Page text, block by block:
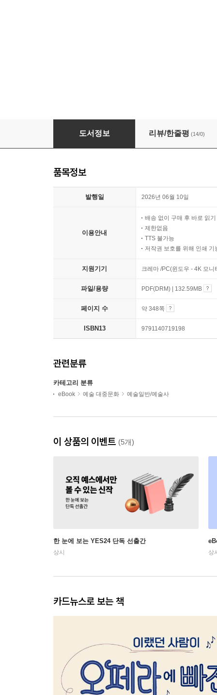
이렇게 쉬운 오페라는 처음이지?
도서정보 리뷰/한줄평 (14/0)
품목정보
발행일 2026년 06월 10일
이용안내
배송 없이 구매 후 바로 읽기
제한없음
TTS 불가능
저작권 보호를 위해 인쇄 기
지원기기 크레마 /PC(윈도우 - 4K 모
파일/용량 PDF(DRM) | 132.59MB
페이지 수 약 348쪽
ISBN13 9791140719198
관련분류
카테고리 분류
eBook 예술 대중문화 예술일반/예술사
이 상품의 이벤트 (5개)
한 눈에 보는 YES24 단독 선출간
상시 상
카드뉴스로 보는 책